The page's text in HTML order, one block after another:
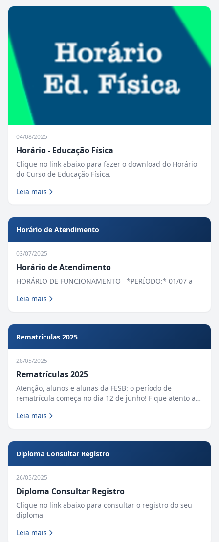
04/08/2025
Horário - Educação Física
Clique no link abaixo para fazer o download do Horário
do Curso de Educação Física.
Leia mais
Horário de Atendimento
03/07/2025
Horário de Atendimento
HORÁRIO DE FUNCIONAMENTO *PERÍODO:* 01/07 a
Leia mais
Rematrículas 2025
28/05/2025
Rematrículas 2025
Atenção, alunos e alunas da FESB: o período de
rematrícula começa no dia 12 de junho! Fique atento ao
semestre O process...
Leia mais
Diploma Consultar Registro
26/05/2025
Diploma Consultar Registro
Clique no link abaixo para consultar o registro do seu
diploma:
Leia mais